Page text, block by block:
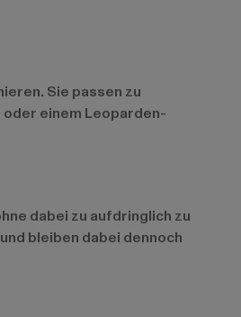
Sie passen zu
einem Leoparden-
dabei zu aufdringlich zu
bleiben dabei dennoch